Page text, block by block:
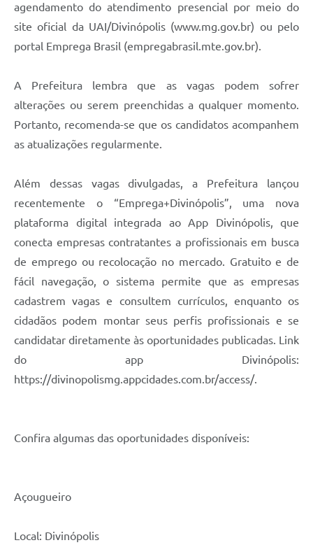
agendamento do atendimento presencial por meio do
site oficial da UAI/Divinópolis (www.mg.gov.br) ou pelo
portal Emprega Brasil (empregabrasil.mte.gov.br).
A Prefeitura lembra que as vagas podem sofrer
alterações ou serem preenchidas a qualquer momento.
Portanto, recomenda-se que os candidatos acompanhem
as atualizações regularmente.
Além dessas vagas divulgadas, a Prefeitura lançou
recentemente o “Emprega+Divinópolis”, uma nova
plataforma digital integrada ao App Divinópolis, que
conecta empresas contratantes a profissionais em busca
de emprego ou recolocação no mercado. Gratuito e de
fácil navegação, o sistema permite que as empresas
cadastrem vagas e consultem currículos, enquanto os
cidadãos podem montar seus perfis profissionais e se
candidatar diretamente às oportunidades publicadas. Link
do app Divinópolis:
https://divinopolismg.appcidades.com.br/access/.
Confira algumas das oportunidades disponíveis:
Açougueiro
Local: Divinópolis